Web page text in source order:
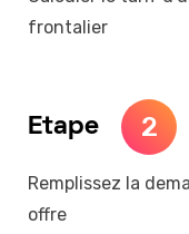
frontalier
Etape 2
Remplissez la
offre